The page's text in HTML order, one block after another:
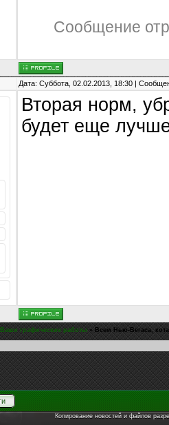
Сообщение
Дата: Суббота, 02.02.2013, 18:30 |
Вторая норм,
будет еще
Ваши графические работы » Всем Нью-Вегаса,
Копирование новостей и файлов